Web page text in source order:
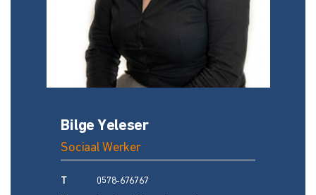
Bilge Yeleser
Sociaal Werker
0578-676767